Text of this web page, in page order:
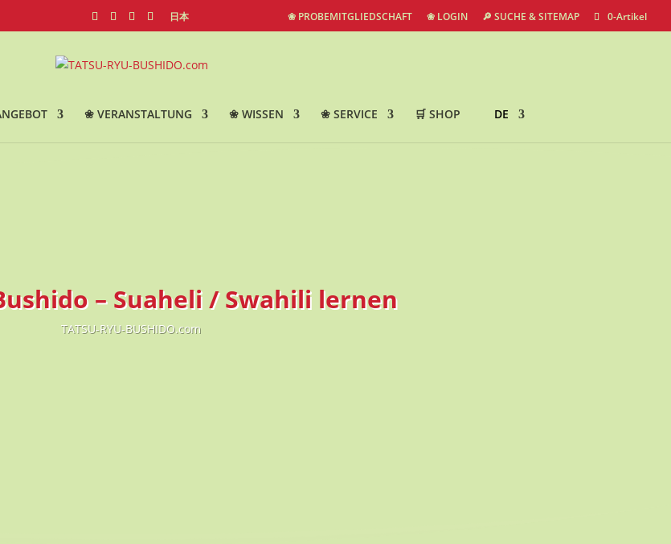
日本 ❀ PROBEMITGLIEDSCHAFT ❀ LOGIN 🔎 SUCHE & SITEMAP 0-Artikel
❀ VERANSTALTUNG ❀ WISSEN ❀ SERVICE 🛒 SHOP DE
– Suaheli / Swahili lernen
TATSU-RYU-BUSHIDO.com